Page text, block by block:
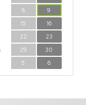
8
9
15
16
22
23
29
30
5 6